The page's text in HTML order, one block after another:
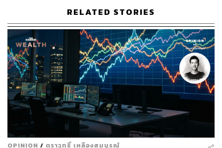
ใหญ่ต่างให้ความสนใจการระดมทุนในรูปแบบนี้เป็นจำนวน
“เรามีความยินดีเป็นอย่างยิ่งที่ได้ผนึกกำลังกับพันธมิตรชั้นนำ
อย่างกรุงศรี ฟินโนเวต เพื่อเพิ่มทางเลือกในการลงทุนให้กับ
กลุ่มนักธุรกิจของธนาคารที่มีความสนใจในการลงทุนใน
สินทรัพย์ดิจิทัล ผ่านจุดแข็งของบริษัท เอ็กซ์สปริง ดิจิทัล
จำกัด ผนวกกับความพร้อมในการสนับสนุนพันธมิตรในทุก
ด้าน เพื่อมอบประสบการณ์ที่ดีแก่ลูกค้าในการเป็นผู้ให้บริการ
ทางการเงินและการลงทุนระบบดิจิทัลแบบ One Stop
Service ที่ได้รับความเห็นชอบจากคณะกรรมการกำกับหลัก
ทรัพย์และตลาดหลักทรัพย์ หรือ ก.ล.ต. ให้ประกอบธุรกิจเป็นผู้
RELATED STORIES
OPINION / ตราวุทธิ์ เหลืองสมบูรณ์